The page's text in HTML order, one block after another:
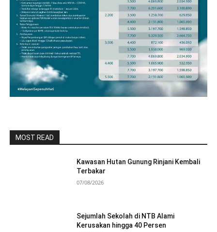
MOST READ
Kawasan Hutan Gunung Rinjani Kembali
Terbakar
07/08/2026
Sejumlah Sekolah di NTB Alami
Kerusakan hingga 40 Persen